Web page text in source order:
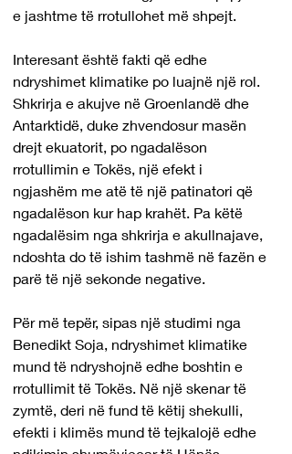
e jashtme të rrotullohet më shpejt.
Interesant është fakti që edhe
ndryshimet klimatike po luajnë një rol.
Shkrirja e akujve në Groenlandë dhe
Antarktidë, duke zhvendosur masën
drejt ekuatorit, po ngadalëson
rrotullimin e Tokës, një efekt i
ngjashëm me atë të një patinatori që
ngadalëson kur hap krahët. Pa këtë
ngadalësim nga shkrirja e akullnajave,
ndoshta do të ishim tashmë në fazën e
parë të një sekonde negative.
Për më tepër, sipas një studimi nga
Benedikt Soja, ndryshimet klimatike
mund të ndryshojnë edhe boshtin e
rrotullimit të Tokës. Në një skenar të
zymtë, deri në fund të këtij shekulli,
efekti i klimës mund të tejkalojë edhe